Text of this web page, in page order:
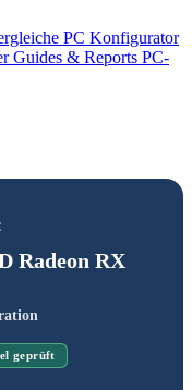
PC Konfigurator
Guides & Reports PC-
Radeon RX
geprüft